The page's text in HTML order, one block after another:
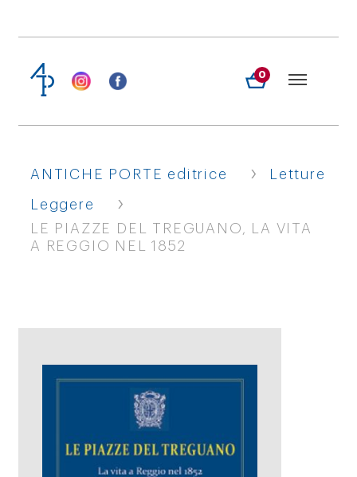
0
ANTICHE PORTE editrice › Letture
Leggere ›
LE PIAZZE DEL TREGUANO, LA VITA
A REGGIO NEL 1852